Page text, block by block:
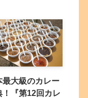
最大級のカレー
！『第12回カレ